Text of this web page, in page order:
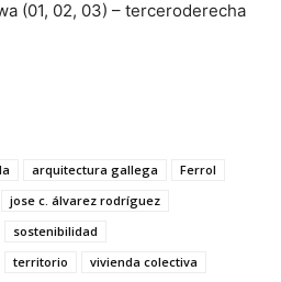
(01, 02, 03) – terceroderecha
arquitectura gallega
Ferrol
jose c. álvarez rodríguez
sostenibilidad
territorio
vivienda colectiva